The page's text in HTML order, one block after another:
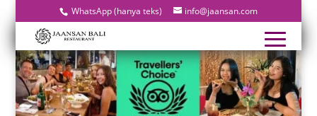
WhatsApp (hanya teks) info@jaansan.com